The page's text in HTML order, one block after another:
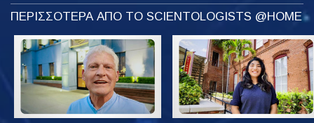
ΠΕΡΙΣΣΟΤΕΡΑ ΑΠΟ ΤΟ SCIENTOLOGISTS @HOME